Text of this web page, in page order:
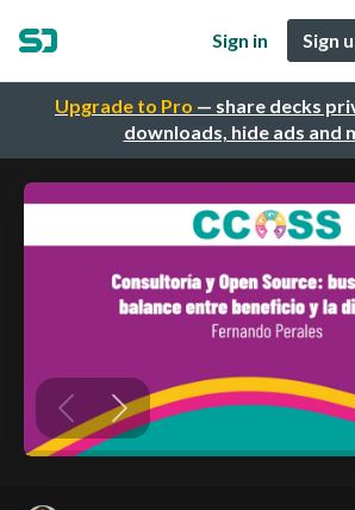
Upgrade to Pro — share decks
downloads, hide ads and
Sign in Sign